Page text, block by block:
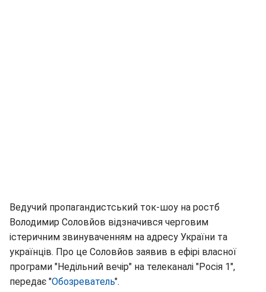
Ведучий пропагандистський ток-шоу на ростб
Володимир Соловйов відзначився черговим
істеричним звинуваченням на адресу України та
українців. Про це Соловйов заявив в ефірі власної
програми "Недільний вечір" на телеканалі "Росія 1",
передає "Обозреватель".